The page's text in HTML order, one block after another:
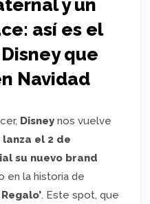
y un
así es el
que
Navidad
Disney nos vuelve
el 2 de
su nuevo brand
en la historia de
. Este spot, que